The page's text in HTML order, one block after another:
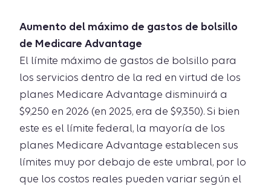
Aumento del máximo de gastos de bolsillo
de Medicare Advantage
El límite máximo de gastos de bolsillo para
los servicios dentro de la red en virtud de los
planes Medicare Advantage disminuirá a
$9,250 en 2026 (en 2025, era de $9,350). Si bien
este es el límite federal, la mayoría de los
planes Medicare Advantage establecen sus
límites muy por debajo de este umbral, por lo
que los costos reales pueden variar según el